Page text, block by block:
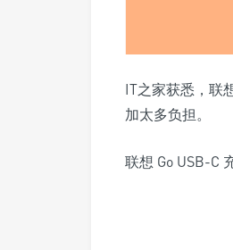
IT之家获悉，联
加太多负担。
联想 Go USB-C